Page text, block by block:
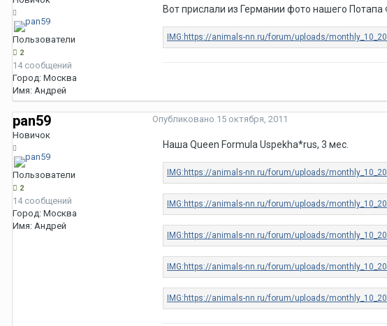
Пользователи
2
14 сообщений
Город: Москва
Имя: Андрей
Вот прислали из Германии фото нашего Потапа
pan59
Новичок
Пользователи
2
14 сообщений
Город: Москва
Имя: Андрей
Опубликовано 15 октября, 2011
Наша Queen Formula Uspekha*rus, 3 мес.